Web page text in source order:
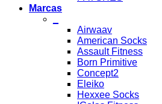
Marcas
Airwaav
American Socks
Assault Fitness
Born Primitive
Concept2
Eleiko
Hexxee Socks